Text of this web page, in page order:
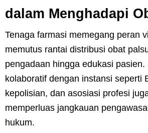
dalam Menghadapi
Tenaga farmasi memegang peran
memutus rantai distribusi obat
pengadaan hingga edukasi
kolaboratif dengan instansi seperti
kepolisian, dan asosiasi profesi
memperluas jangkauan
hukum.